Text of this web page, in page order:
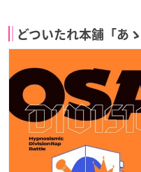
どついたれ本舗「あ